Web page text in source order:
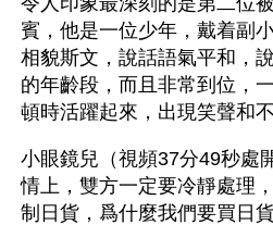
賓，他是一位少年，戴着副
相貌斯文，說話語氣平和，
的年齡段，而且非常到位，
頓時活躍起來，出現笑聲和
小眼鏡兒（視頻37分49秒處
情上，雙方一定要冷靜處理
制日貨，爲什麼我們要買日